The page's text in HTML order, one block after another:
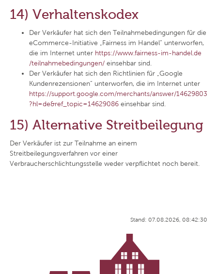
14) Verhaltenskodex
Der Verkäufer hat sich den Teilnahmebedingungen für die
eCommerce-Initiative „Fairness im Handel“ unterworfen,
die im Internet unter https://www.fairness-im-handel.de
/teilnahmebedingungen/ einsehbar sind.
Der Verkäufer hat sich den Richtlinien für „Google
Kundenrezensionen“ unterworfen, die im Internet unter
https://support.google.com/merchants/answer/14629803
?hl=de&ref_topic=14629086 einsehbar sind.
15) Alternative Streitbeilegung
Der Verkäufer ist zur Teilnahme an einem
Streitbeilegungsverfahren vor einer
Verbraucherschlichtungsstelle weder verpflichtet noch bereit.
Stand: 07.08.2026, 08:42:30